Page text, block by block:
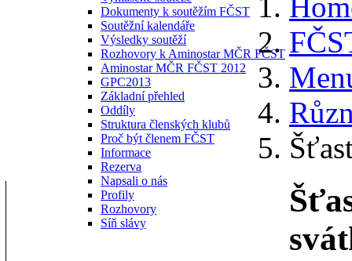
Dokumenty k soutěžím FČST
Soutěžní kalendáře
Výsledky soutěží
Rozhovory k Aminostar MČR FČST
Aminostar MČR FČST 2012
GPC2013
Základní přehled
Oddíly
Struktura členských klubů
Proč být členem FČST
Informace
Rezerva
Napsali o nás
Profily
Rozhovory
Síň slávy